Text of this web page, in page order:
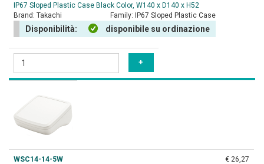
IP67 Sloped Plastic Case Black Color, W140 x D140 x H52
Brand: Takachi Family: IP67 Sloped Plastic Case
Disponibilità: disponibile su ordinazione
WSC14-14-5W
€ 26,27